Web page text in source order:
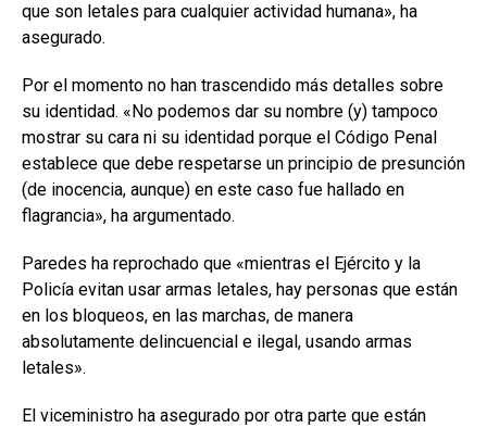
que son letales para cualquier actividad humana», ha
asegurado.
Por el momento no han trascendido más detalles sobre
su identidad. «No podemos dar su nombre (y) tampoco
mostrar su cara ni su identidad porque el Código Penal
establece que debe respetarse un principio de presunción
(de inocencia, aunque) en este caso fue hallado en
flagrancia», ha argumentado.
Paredes ha reprochado que «mientras el Ejército y la
Policía evitan usar armas letales, hay personas que están
en los bloqueos, en las marchas, de manera
absolutamente delincuencial e ilegal, usando armas
letales».
El viceministro ha asegurado por otra parte que están